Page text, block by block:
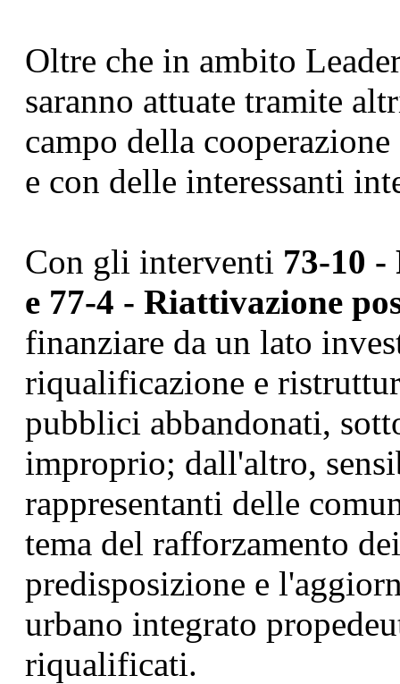
Oltre che in ambito
saranno attuate tramite
campo della
e con delle interessanti
Con gli interventi 73-10
e 77-4 - Riattivazione
finanziare da un lato
riqualificazione e
pubblici abbandonati,
improprio; dall'altro,
rappresentanti delle
tema del rafforzamento
predisposizione e
urbano integrato
riqualificati.